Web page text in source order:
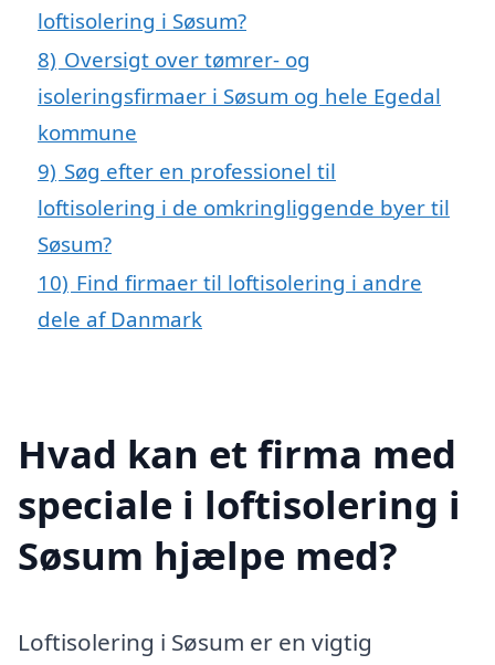
loftisolering i Søsum?
8) Oversigt over tømrer- og
isoleringsfirmaer i Søsum og hele Egedal
kommune
9) Søg efter en professionel til
loftisolering i de omkringliggende byer til
Søsum?
10) Find firmaer til loftisolering i andre
dele af Danmark
Hvad kan et firma med
speciale i loftisolering i
Søsum hjælpe med?
Loftisolering i Søsum er en vigtig